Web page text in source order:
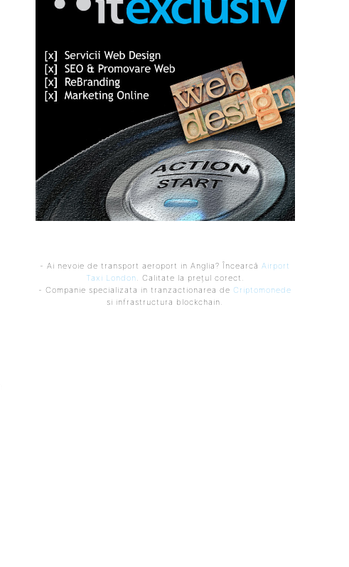
- Ai nevoie de transport aeroport in Anglia? ÎncearcăAirport
Taxi London. Calitate la prețul corect.
- Companie specializata in tranzactionarea deCriptomonede
si infrastructura blockchain.